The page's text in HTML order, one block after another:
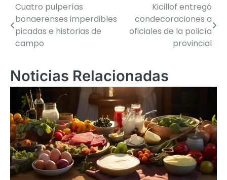
Navegación
de
entradas
Cuatro pulperías
bonaerenses imperdibles
picadas e historias de
campo
Kicillof entregó
condecoraciones a
oficiales de la policía
provincial
Noticias Relacionadas